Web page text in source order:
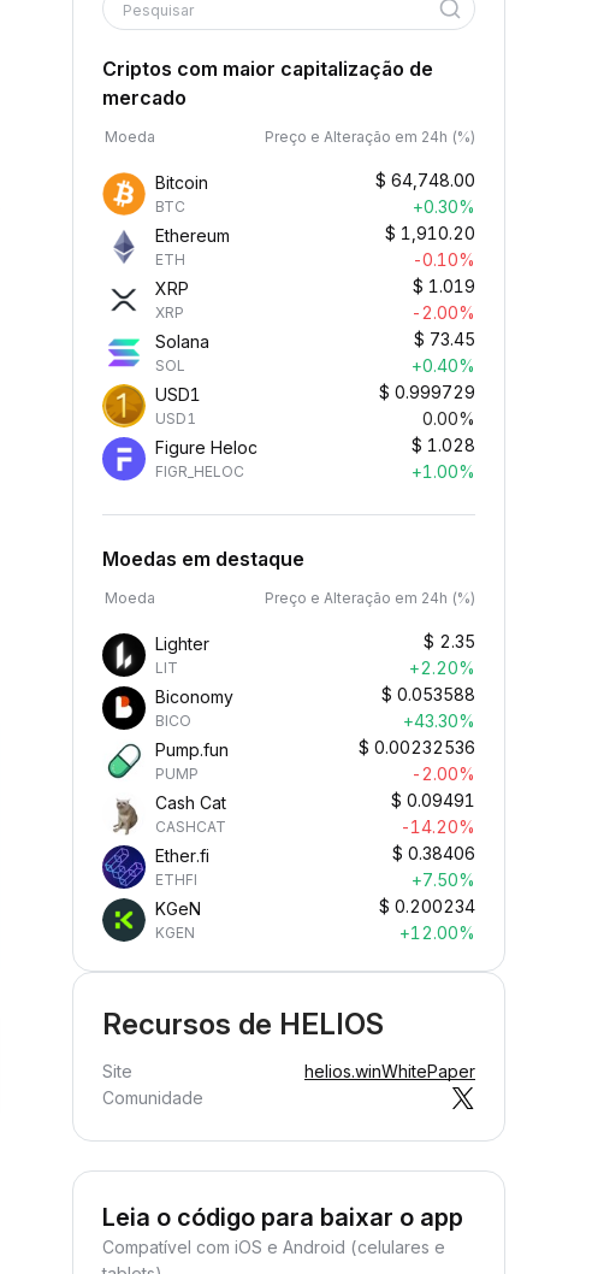
Pesquisar
Criptos com maior capitalização de
mercado
Moeda Preço e Alteração em 24h (%)
Bitcoin
BTC
$ 64,748.00
+0.30%
Ethereum
ETH
$ 1,910.20
-0.10%
XRP
XRP
$ 1.019
-2.00%
Solana
SOL
$ 73.45
+0.40%
USD1
USD1
$ 0.999729
0.00%
Figure Heloc
FIGR_HELOC
$ 1.028
+1.00%
Moedas em destaque
Moeda Preço e Alteração em 24h (%)
Lighter
LIT
$ 2.35
+2.20%
Biconomy
BICO
$ 0.053588
+43.30%
Pump.fun
PUMP
$ 0.00232536
-2.00%
Cash Cat
CASHCAT
$ 0.09491
-14.20%
Ether.fi
ETHFI
$ 0.38406
+7.50%
KGeN
KGEN
$ 0.200234
+12.00%
Recursos de HELIOS
Site helios.winWhitePaper
Comunidade
Leia o código para baixar o app
Compatível com iOS e Android (celulares e